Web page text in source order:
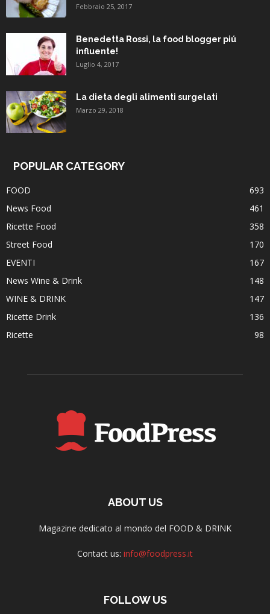
Febbraio 25, 2017
Benedetta Rossi, la food blogger piú
influente!
Luglio 4, 2017
La dieta degli alimenti surgelati
Marzo 29, 2018
POPULAR CATEGORY
FOOD
693
News Food
461
Ricette Food
358
Street Food
170
EVENTI
167
News Wine & Drink
148
WINE & DRINK
147
Ricette Drink
136
Ricette
98
ABOUT US
Magazine dedicato al mondo del FOOD & DRINK
Contact us: info@foodpress.it
FOLLOW US